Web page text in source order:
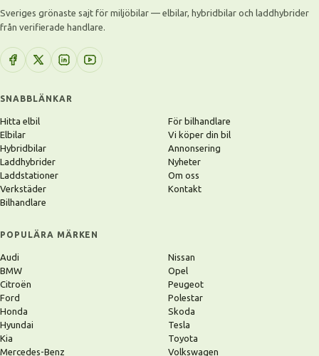
Sveriges grönaste sajt för miljöbilar — elbilar, hybridbilar och laddhybrider
från verifierade handlare.
SNABBLÄNKAR
Hitta elbil
Elbilar
Hybridbilar
Laddhybrider
Laddstationer
Verkstäder
Bilhandlare
För bilhandlare
Vi köper din bil
Annonsering
Nyheter
Om oss
Kontakt
POPULÄRA MÄRKEN
Audi
BMW
Citroën
Ford
Honda
Hyundai
Kia
Mercedes-Benz
Nissan
Opel
Peugeot
Polestar
Skoda
Tesla
Toyota
Volkswagen